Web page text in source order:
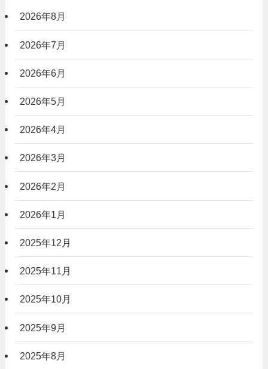
2026年8月
2026年7月
2026年6月
2026年5月
2026年4月
2026年3月
2026年2月
2026年1月
2025年12月
2025年11月
2025年10月
2025年9月
2025年8月